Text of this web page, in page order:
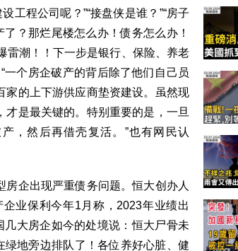
工程公司呢？”“接盘侠是谁？”“房子
？那烂尾楼怎么办！债务怎么办！
潮！！️下一步是银行、保险、养老
个房企破产的背后除了他们自己员
家的上下游供应商垫资建设。虽然现
是最关键的。特别重要的是，一旦
，然后再借壳复活。”也有网民认
企出现严重债务问题。恒大创办人
业保利今年1月称，2023年业绩出
几大房企如今的处境说：恒大尸骨未
地旁边排队了！各位养好心脏、健